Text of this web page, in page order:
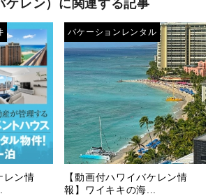
ケレン）に関連する記事
レン情
バケーションレンタル
【動画付ハワイバケレン情
報】ワイキキの海...